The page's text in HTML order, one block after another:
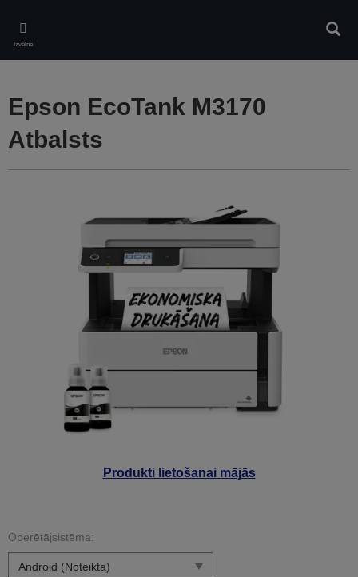
main
content
Izvēlne
Produkti lietošanai mājās
Epson EcoTank M3170
Atbalsts
Operētājsistēma: